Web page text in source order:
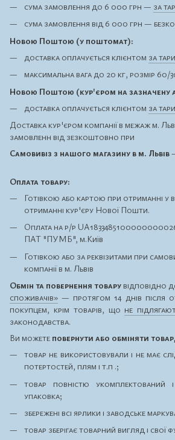
сума замовлення до 6 000 грн — за
сума замовлення від 6 000 грн —
Новою Поштою (у поштомат):
доставка оплачується клієнтом за
максимальна вага до 20 кг, розмір 60/
Новою Поштою (кур'єром на зазначену
доставка оплачується клієнтом за
Доставка кур'єром компанії в межаж м.
замовленн від зезкоштовно при
Самовивіз з нашого магазину в м. Львів
Оплата товару:
Готівкою або картою при отриманні у
отриманні кур'єру Нової Пошти.
Оплата на р/р
ПАТ "ПУМБ", м.Київ
Готівкою або за реквізитами при
компанії в м. Львів
Обмін та повернення товару відповідно
споживачів» — протягом 14 днів після
покупцем, крім товарів, що не
законодавства.
Ви можете повернути або обміняти
товар не використовували і не має
потертостей, плям і т.п .;
товар повністю укомплектований
упаковка;
збережені всі ярлики і заводське
товар зберігає товарний вигляд і свої